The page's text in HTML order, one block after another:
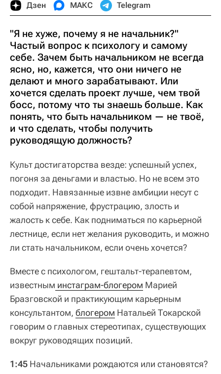
Дзен МАКС Telegram
"Я не хуже, почему я не начальник?"
Частый вопрос к психологу и самому
себе. Зачем быть начальником не всегда
ясно, но, кажется, что они ничего не
делают и много зарабатывают. Или
хочется сделать проект лучше, чем твой
босс, потому что ты знаешь больше. Как
понять, что быть начальником — не твоё,
и что сделать, чтобы получить
руководящую должность?
Культ достигаторства везде: успешный успех,
погоня за деньгами и властью. Но не всем это
подходит. Навязанные извне амбиции несут с
собой напряжение, фрустрацию, злость и
жалость к себе. Как подниматься по карьерной
лестнице, если нет желания руководить, и можно
ли стать начальником, если очень хочется?
Вместе с психологом, гештальт-терапевтом,
известным инстаграм-блогером Марией
Бразговской и практикующим карьерным
консультантом, блогером Натальей Токарской
говорим о главных стереотипах, существующих
вокруг руководящих позиций.
1:45 Начальниками рождаются или становятся?